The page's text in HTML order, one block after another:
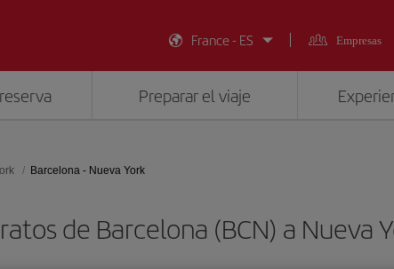
France - ES
Empresas
Preparar el viaje
Barcelona - Nueva York
de Barcelona (BCN) a Nueva